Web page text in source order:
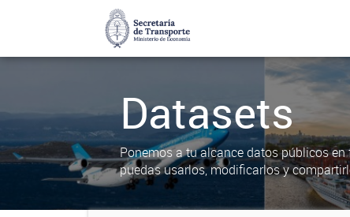
Datasets
Ponemos a tu alcance datos públicos
puedas usarlos, modificarlos y